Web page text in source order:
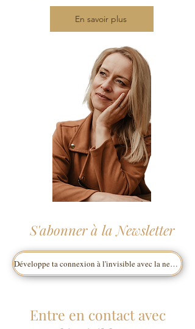
En savoir plus
S'abonner à la Newsletter
Développe ta connexion à l'invisible avec la newsletter A.M.E.S
Entre en contact avec